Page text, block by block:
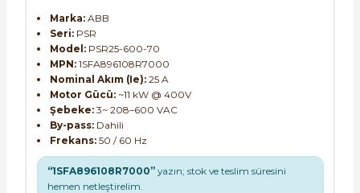
Marka: ABB
Seri: PSR
Model: PSR25-600-70
MPN: 1SFA896108R7000
Nominal Akım (Ie): 25 A
Motor Gücü: ~11 kW @ 400V
Şebeke: 3~ 208–600 VAC
By-pass: Dahili
Frekans: 50 / 60 Hz
“1SFA896108R7000” yazın; stok ve teslim süresini
hemen netleştirelim.